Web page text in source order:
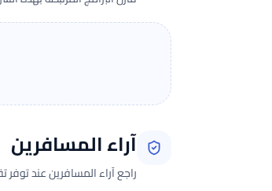
آراء المسافرين
راجع آراء المسافرين عند توفر